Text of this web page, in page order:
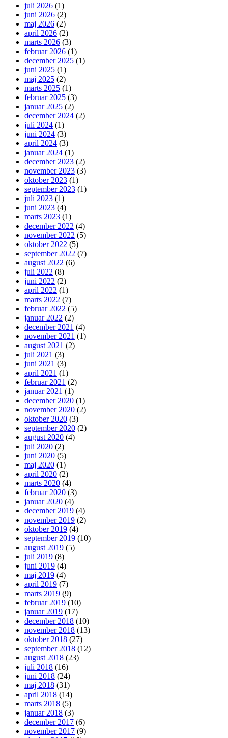
juli 2026 (1)
juni 2026 (2)
maj 2026 (2)
april 2026 (2)
marts 2026 (3)
februar 2026 (1)
december 2025 (1)
juni 2025 (1)
maj 2025 (2)
marts 2025 (1)
februar 2025 (3)
januar 2025 (2)
december 2024 (2)
juli 2024 (1)
juni 2024 (3)
april 2024 (3)
januar 2024 (1)
december 2023 (2)
november 2023 (3)
oktober 2023 (1)
september 2023 (1)
juli 2023 (1)
juni 2023 (4)
marts 2023 (1)
december 2022 (4)
november 2022 (5)
oktober 2022 (5)
september 2022 (7)
august 2022 (6)
juli 2022 (8)
juni 2022 (2)
april 2022 (1)
marts 2022 (7)
februar 2022 (5)
januar 2022 (2)
december 2021 (4)
november 2021 (1)
august 2021 (2)
juli 2021 (3)
juni 2021 (3)
april 2021 (1)
februar 2021 (2)
januar 2021 (1)
december 2020 (1)
november 2020 (2)
oktober 2020 (3)
september 2020 (2)
august 2020 (4)
juli 2020 (2)
juni 2020 (5)
maj 2020 (1)
april 2020 (2)
marts 2020 (4)
februar 2020 (3)
januar 2020 (4)
december 2019 (4)
november 2019 (2)
oktober 2019 (4)
september 2019 (10)
august 2019 (5)
juli 2019 (8)
juni 2019 (4)
maj 2019 (4)
april 2019 (7)
marts 2019 (9)
februar 2019 (10)
januar 2019 (17)
december 2018 (10)
november 2018 (13)
oktober 2018 (27)
september 2018 (12)
august 2018 (23)
juli 2018 (16)
juni 2018 (24)
maj 2018 (31)
april 2018 (14)
marts 2018 (5)
januar 2018 (3)
december 2017 (6)
november 2017 (9)